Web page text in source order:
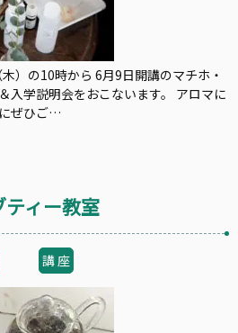
の10時から 6月9日開講のマチホ・
入学説明会をおこないます。 アロマに
ぜひご…
ィー教室
講 座